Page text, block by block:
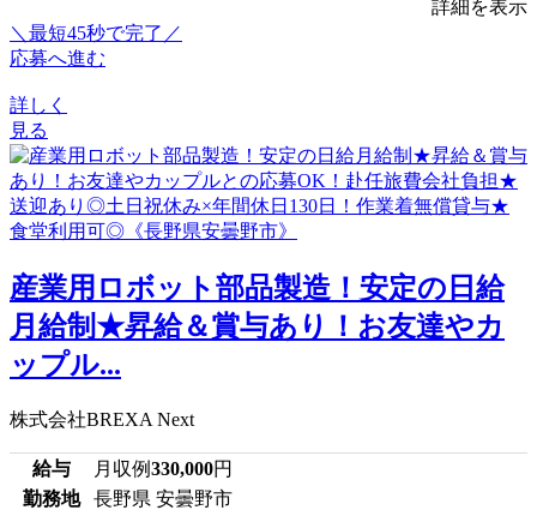
詳細を表示
＼最短45秒で完了／
応募へ進む
詳しく
見る
産業用ロボット部品製造！安定の日給
月給制★昇給＆賞与あり！お友達やカ
ップル...
株式会社BREXA Next
給与 月収例330,000円
勤務地
長野県 安曇野市